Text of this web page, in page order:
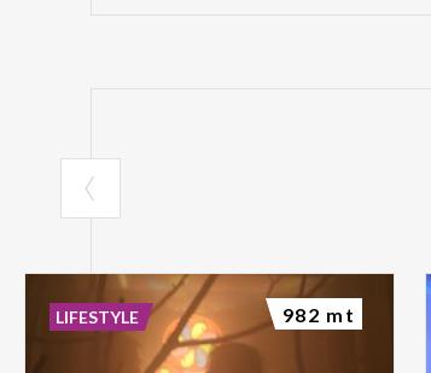
LIFESTYLE 982 mt